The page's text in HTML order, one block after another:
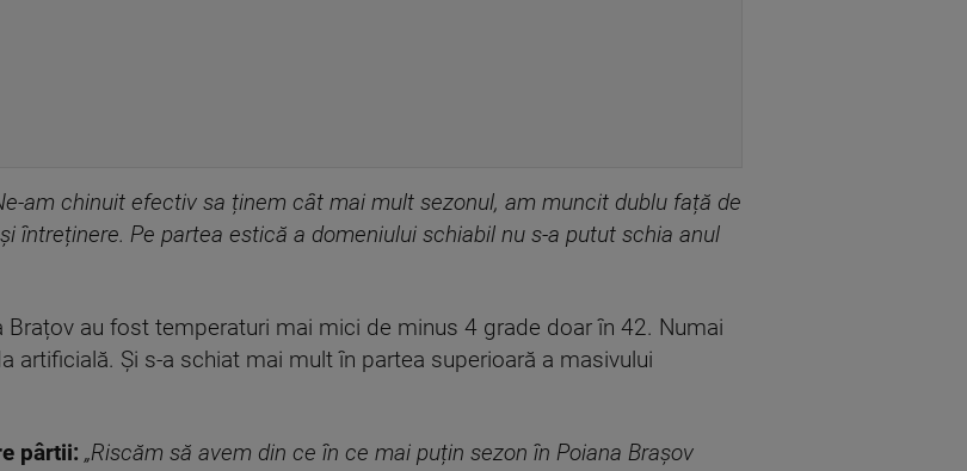
am chinuit efectiv sa ținem cât mai mult sezonul, am muncit dublu față de
întreținere. Pe partea estică a domeniului schiabil nu s-a putut schia anul
Brațov au fost temperaturi mai mici de minus 4 grade doar în 42. Numai
artificială. Și s-a schiat mai mult în partea superioară a masivului
pârtii: „Riscăm să avem din ce în ce mai puțin sezon în Poiana Brașov